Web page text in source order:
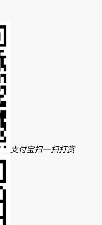
支付宝扫一扫打赏